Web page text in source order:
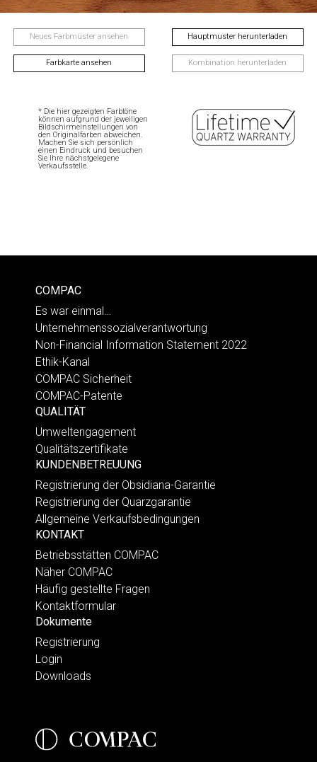
Neues Farbmuster ansehen
Farbkarte ansehen
Hauptmuster herunterladen
Kombination herunterladen
* Die hier gezeigten Farbtöne
können aufgrund der jeweiligen
Bildschirmeinstellungen von
den Originalfarben abweichen.
Machen Sie sich persönlich
einen Eindruck und besuchen
Sie Ihre nächstgelegene
Verkaufsstelle.
COMPAC
Es war einmal…
Unternehmenssozialverantwortung
Non-Financial Information Statement 2022
Ethik-Kanal
COMPAC Sicherheit
COMPAC-Patente
QUALITÄT
Umweltengagement
Qualitätszertifikate
KUNDENBETREUUNG
Registrierung der Obsidiana-Garantie
Registrierung der Quarzgarantie
Allgemeine Verkaufsbedingungen
KONTAKT
Betriebsstätten COMPAC
Näher COMPAC
Häufig gestellte Fragen
Kontaktformular
Dokumente
Registrierung
Login
Downloads